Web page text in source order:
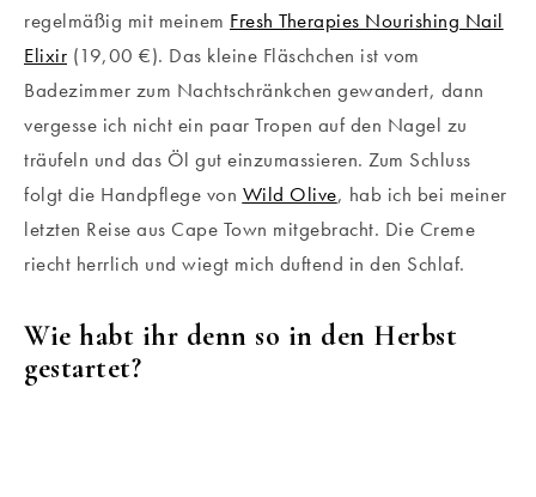
regelmäßig mit meinem Fresh Therapies Nourishing Nail
Elixir (19,00 €). Das kleine Fläschchen ist vom
Badezimmer zum Nachtschränkchen gewandert, dann
vergesse ich nicht ein paar Tropen auf den Nagel zu
träufeln und das Öl gut einzumassieren. Zum Schluss
folgt die Handpflege von Wild Olive, hab ich bei meiner
letzten Reise aus Cape Town mitgebracht. Die Creme
riecht herrlich und wiegt mich duftend in den Schlaf.
Wie habt ihr denn so in den Herbst
gestartet?